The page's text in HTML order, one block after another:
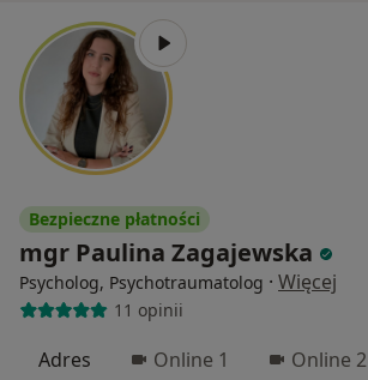
Bezpieczne płatności
mgr Paulina Zagajewska
Psycholog, Psychotraumatolog · Więcej
11 opinii
Adres Online 1 Online 2